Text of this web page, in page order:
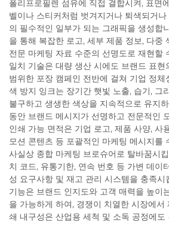
폴리프로필렌 섬유에 직접 결합시켜, 표면
벨이나 스티커처럼 벗겨지거나 퇴색되거
의 필수적인 일부가 되는 그래픽을 생성합
을 통해 복잡한 로고, 세부 제품 정보, 다중
전문 마케팅 자료 수준의 선명도로 재현할
일치 기술은 대량 생산 시에도 브랜드 표
범위한 포장 캠페인 전반에 걸쳐 기업 정체
색 방지 잉크는 장기간 햇빛 노출, 습기, 그
불구하고 생생한 색상을 지속적으로 유지
동안 브랜드 메시지가 선명하고 전문적인
인쇄 가능 면적은 기업 로고, 제품 사양, 사
모션 콘텐츠 등 포괄적인 마케팅 메시지를
사실상 종합 마케팅 브로슈어로 탈바꿈시
치 코드, 유통기한, 연속 번호 등 가변 데이
성 요구사항 및 재고 관리 시스템을 충족시
기능은 브랜드 인지도와 고객 매력을 높이
을 가능하게 하여, 경쟁이 치열한 시장에서
쇄 내구성은 산업용 세척 및 소독 공정에도